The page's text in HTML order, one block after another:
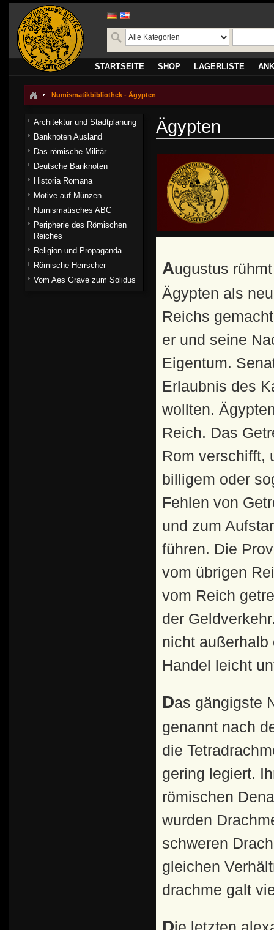
STARTSEITE SHOP LAGERLISTE
Numismatikbibliothek - Ägypten
Ägypten
Augustus rühmt sich in seinem Tatenbericht, daß er
Ägypten als
Reichs
er und seine
Eigentum.
Erlaubnis des
wollten.
Reich. Das
Rom verschifft,
billigem oder
Fehlen von
und zum
führen. Die
vom übrigen
vom Reich
der
nicht
Handel leicht
Das gängigste Nominal der Alexandrinischen Münzen (so
genannt nach
die
gering legiert.
römischen
wurden
schweren
gleichen
drachme galt
Architektur und Stadtplanung
Banknoten Ausland
Das römische Militär
Deutsche Banknoten
Historia Romana
Motive auf Münzen
Numismatisches ABC
Peripherie des Römischen
Reiches
Religion und Propaganda
Römische Herrscher
Vom Aes Grave zum Solidus